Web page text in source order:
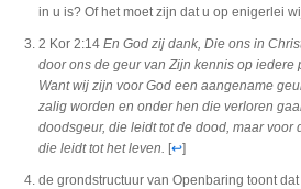
in u is? Of het moet zijn dat u op enigerlei
2 Kor 2:14 En God zij dank, Die ons in
door ons de geur van Zijn kennis op iedere
Want wij zijn voor God een aangename
zalig worden en onder hen die verloren
doodsgeur, die leidt tot de dood, maar voor
die leidt tot het leven. [↩]
de grondstructuur van Openbaring toont